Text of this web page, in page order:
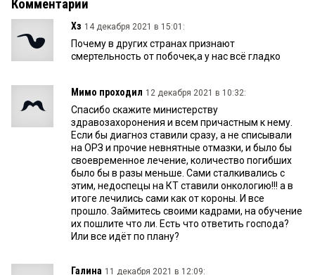
Комментарии
Хз 14 декабря 2021 в 15:01:
Почему в других странах признают
смертельность от побочек,а у нас всё гладко
Мимо проходил 12 декабря 2021 в 10:32:
Спасибо скажите министерству
здравозахоронения и всем причастным к нему.
Если бы диагноз ставили сразу, а не списывали
на ОРЗ и прочие невнятные отмазки, и было бы
своевременное лечение, количество погибших
было бы в разы меньше. Сами сталкивались с
этим, недоспецы на КТ ставили онкологию!!! а в
итоге лечились сами как от короны. И все
прошло. Займитесь своими кадрами, на обучение
их пошлите что ли. Есть что ответить господа?
Или все идёт по плану?
Галина 11 декабря 2021 в 12:09: